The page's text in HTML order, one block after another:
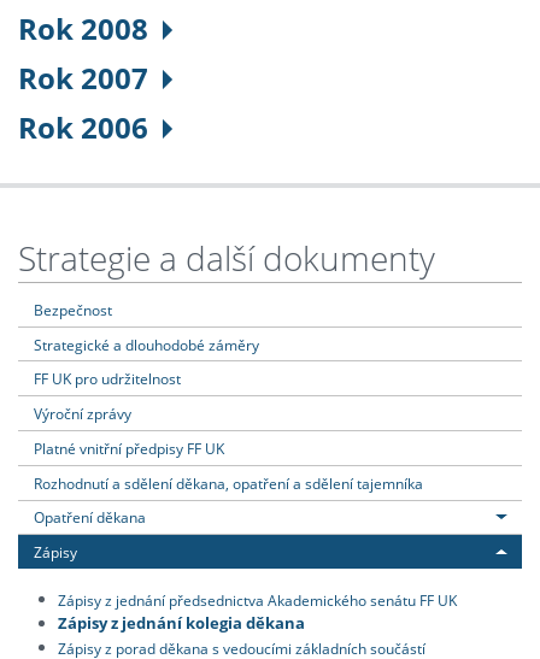
Rok 2008
Rok 2007
Rok 2006
Strategie a další dokumenty
Bezpečnost
Strategické a dlouhodobé záměry
FF UK pro udržitelnost
Výroční zprávy
Platné vnitřní předpisy FF UK
Rozhodnutí a sdělení děkana, opatření a sdělení tajemníka
Opatření děkana
Zápisy
Zápisy z jednání předsednictva Akademického senátu FF UK
Zápisy z jednání kolegia děkana
Zápisy z porad děkana s vedoucími základních součástí